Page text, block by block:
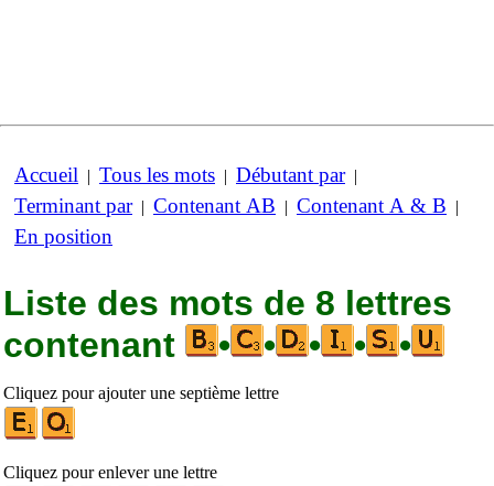
Accueil | Tous les mots | Débutant par|
Terminant par| Contenant AB | Contenant A & B |
En position
Liste des mots de 8 lettres
contenant
• • • • •
Cliquez pour ajouter une septième lettre
Cliquez pour enlever une lettre